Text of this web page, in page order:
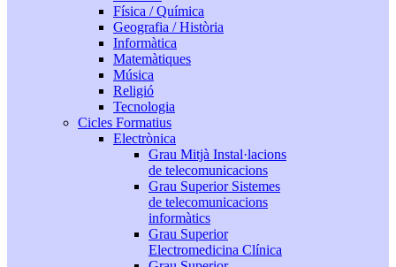
Física / Química
Geografia / Història
Informàtica
Matemàtiques
Música
Religió
Tecnologia
Cicles Formatius
Electrònica
Grau Mitjà Instal·lacions
de telecomunicacions
Grau Superior Sistemes
de telecomunicacions
informàtics
Grau Superior
Electromedicina Clínica